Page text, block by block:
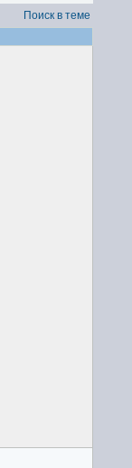
Поиск в теме